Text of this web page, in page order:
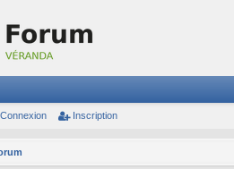
Connexion Inscription